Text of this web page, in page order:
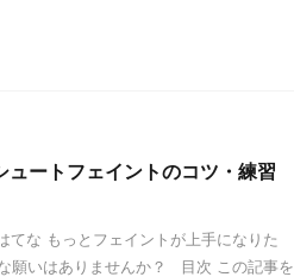
ュートフェイントのコツ・練習
な もっとフェイントが上手になりた
願いはありませんか？ 目次 この記事を